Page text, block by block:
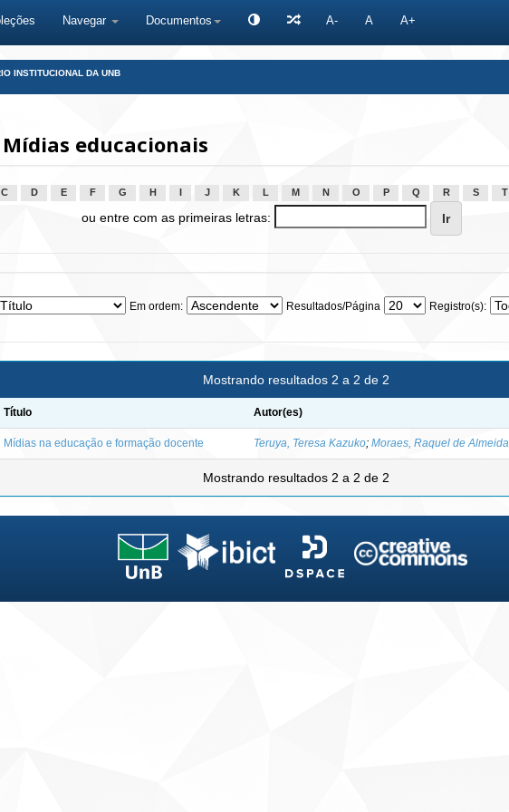
Navegar Documentos A- A A+
INSTITUCIONAL DA UNB
educacionais
C D E F G H J K L M N O P Q R S T
ou entre com as primeiras letras:
Em ordem: Resultados/Página Registro(s):
Mostrando resultados 2 a 2 de 2
Título Autor(es)
Mídias na educação e formação docente Teruya, Teresa Kazuko; Moraes, Raquel de Almeida
Mostrando resultados 2 a 2 de 2